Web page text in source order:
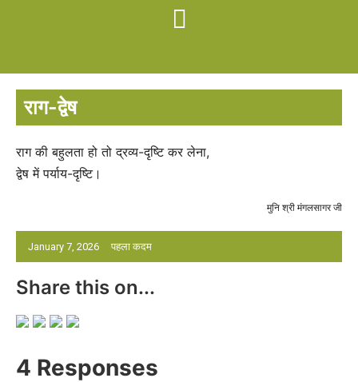
राग-द्वेष
January 7, 2026 पहला कदम
राग की बहुलता हो तो द्रव्य-दृष्टि कर लेना,
द्वेष में पर्याय-दृष्टि।
मुनि श्री मंगलसागर जी
Share this on...
4 Responses